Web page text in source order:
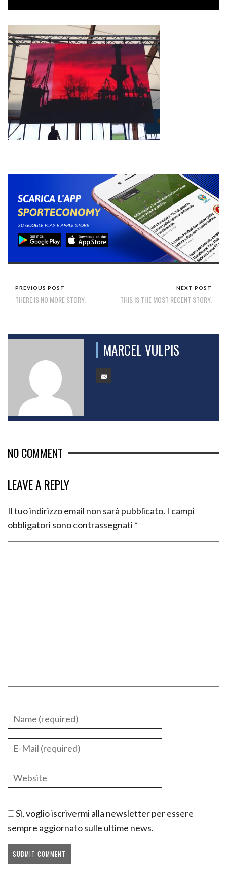
PREVIOUS POST
THERE IS NO MORE STORY.
NEXT POST
THIS IS THE MOST RECENT STORY.
MARCEL VULPIS
NO COMMENT
LEAVE A REPLY
Il tuo indirizzo email non sarà pubblicato. I campi
obbligatori sono contrassegnati *
Sì, voglio iscrivermi alla newsletter per essere
sempre aggiornato sulle ultime news.